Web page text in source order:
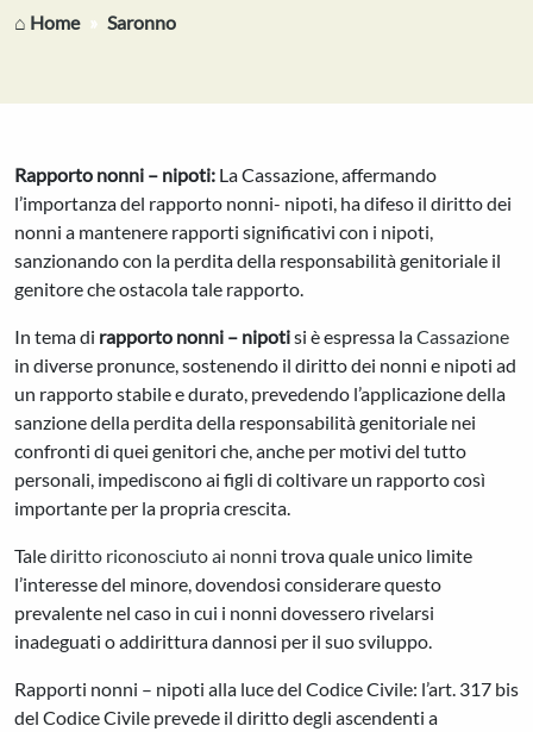
⌂ Home Saronno
Rapporto nonni – nipoti: La Cassazione, affermando
l’importanza del rapporto nonni- nipoti, ha difeso il diritto dei
nonni a mantenere rapporti significativi con i nipoti,
sanzionando con la perdita della responsabilità genitoriale il
genitore che ostacola tale rapporto.
In tema di rapporto nonni – nipotisi è espressa laCassazione
in diverse pronunce, sostenendo il diritto dei nonni e nipoti ad
un rapporto stabile e durato, prevedendo l’applicazione della
sanzione della perdita della responsabilità genitoriale nei
confronti di quei genitori che, anche per motivi del tutto
personali, impediscono ai figli di coltivare un rapporto così
importante per la propria crescita.
Talediritto riconosciuto ai nonni trova quale unico limite
l’interesse del minore, dovendosi considerare questo
prevalente nel caso in cui i nonni dovessero rivelarsi
inadeguati o addirittura dannosi per il suo sviluppo.
Rapporti nonni – nipoti alla luce del Codice Civile: l’art. 317 bis
del Codice Civile prevede il diritto degli ascendenti a